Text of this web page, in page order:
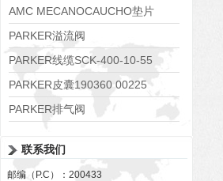
138551
AMC MECANOCAUCHO垫片
608074
PARKER溢流阀
RE06M35W2N1KWXG087
PARKER线缆SCK-400-10-55
PARKER皮囊190360 00225
PARKER排气阀
联系我们
邮编（P.C）：200433